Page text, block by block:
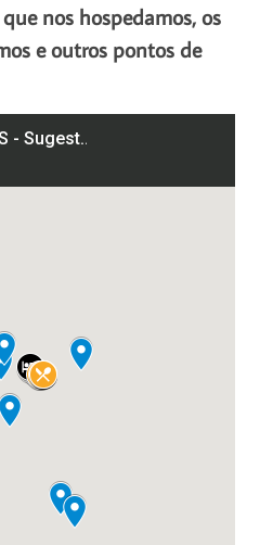
nos hospedamos, os
e outros pontos de